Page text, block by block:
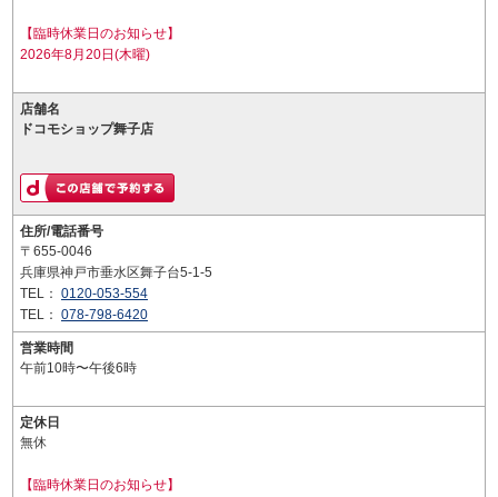
【臨時休業日のお知らせ】
2026年8月20日(木曜)
店舗名
ドコモショップ舞子店
住所/電話番号
〒655-0046
兵庫県神戸市垂水区舞子台5-1-5
TEL： 0120-053-554
TEL： 078-798-6420
営業時間
午前10時〜午後6時
定休日
無休
【臨時休業日のお知らせ】